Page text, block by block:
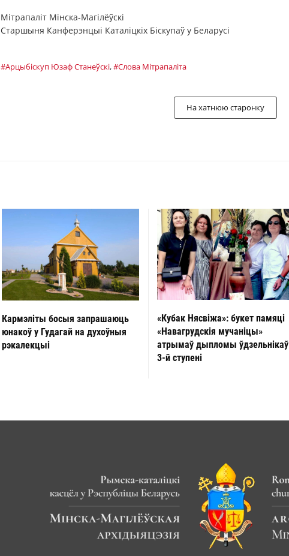
Мітрапаліт Мінска-Магілёўскі
Старшыня Канферэнцыі Каталіцкіх Біскупаў у Беларусі
#Арцыбiскуп Юзаф Станеўскі,#Слова Мітрапаліта
На хатнюю старонку
Кармэліты босыя запрашаюць
юнакоў у Гудагай на духоўныя
рэкалекцыі
«Кубак Нясвіжа»: букет памяці
«Навагрудскія мучаніцы»
атрымаў дыпломы ўдзельнікаў
3-й ступені